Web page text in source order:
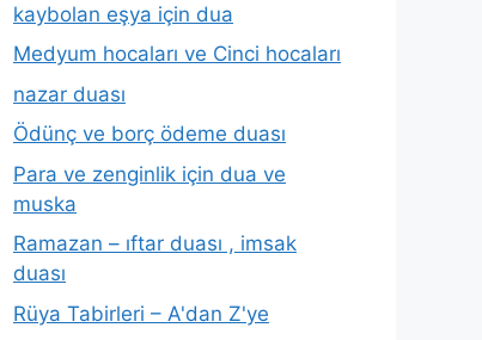
kaybolan eşya için dua
Medyum hocaları ve Cinci hocaları
nazar duası
Ödünç ve borç ödeme duası
Para ve zenginlik için dua ve
muska
Ramazan – ıftar duası , imsak
duası
Rüya Tabirleri – A'dan Z'ye